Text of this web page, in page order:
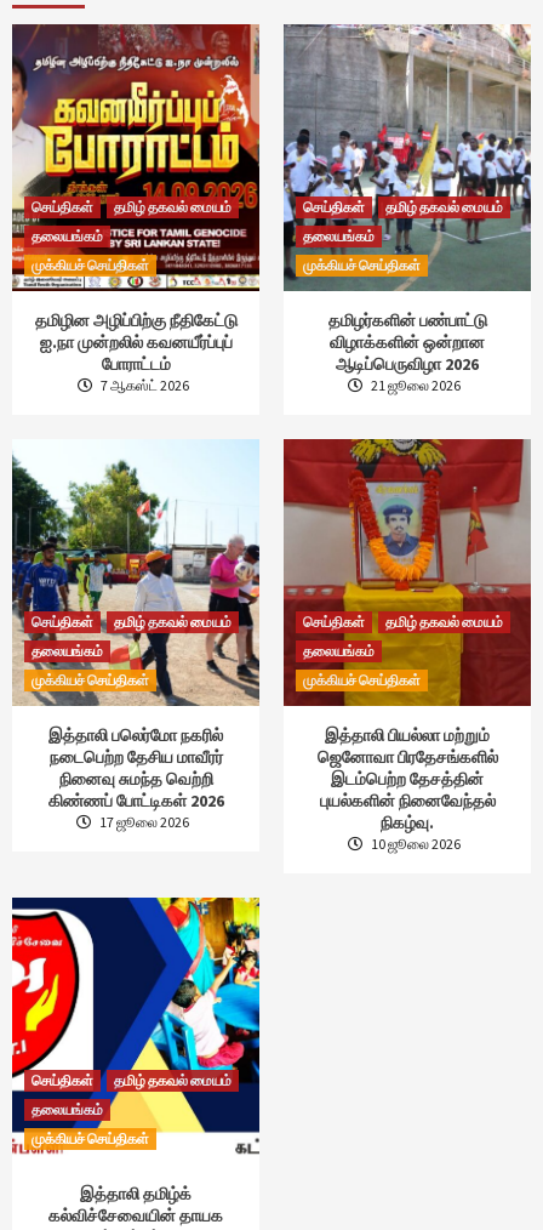
செய்திகள்
தமிழ் தகவல் மையம்
தலையங்கம்
முக்கியச் செய்திகள்
தமிழின அழிப்பிற்கு நீதிகேட்டு
ஐ.நா முன்றலில் கவனயீர்ப்புப்
போராட்டம்
7 ஆகஸ்ட் 2026
செய்திகள்
தமிழ் தகவல் மையம்
தலையங்கம்
முக்கியச் செய்திகள்
தமிழர்களின் பண்பாட்டு
விழாக்களின் ஒன்றான
ஆடிப்பெருவிழா 2026
21 ஜூலை 2026
செய்திகள்
தமிழ் தகவல் மையம்
தலையங்கம்
முக்கியச் செய்திகள்
இத்தாலி பலெர்மோ நகரில்
நடைபெற்ற தேசிய மாவீரர்
நினைவு சுமந்த வெற்றி
கிண்ணப் போட்டிகள் 2026
17 ஜூலை 2026
செய்திகள்
தமிழ் தகவல் மையம்
தலையங்கம்
முக்கியச் செய்திகள்
இத்தாலி பியல்லா மற்றும்
ஜெனோவா பிரதேசங்களில்
இடம்பெற்ற தேசத்தின்
புயல்களின் நினைவேந்தல்
நிகழ்வு.
10 ஜூலை 2026
செய்திகள்
தமிழ் தகவல் மையம்
தலையங்கம்
முக்கியச் செய்திகள்
இத்தாலி தமிழ்க்
கல்விச்சேவையின் தாயக